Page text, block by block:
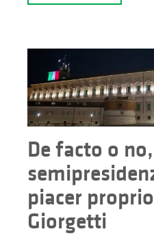
De facto o
piacer
Giorgetti